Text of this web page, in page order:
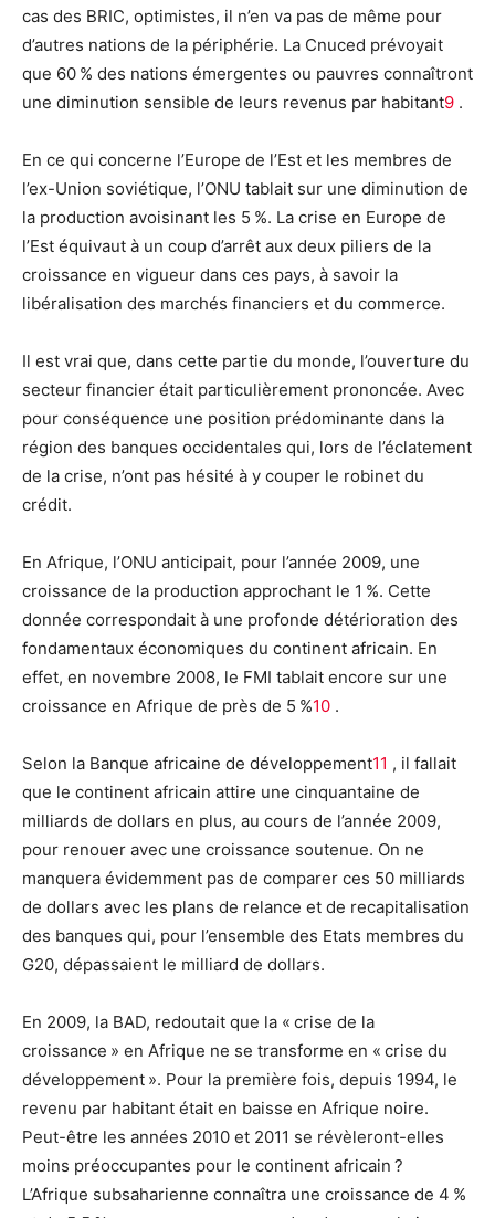
cas des BRIC, optimistes, il n’en va pas de même pour
d’autres nations de la périphérie. La Cnuced prévoyait
que 60 % des nations émergentes ou pauvres connaîtront
une diminution sensible de leurs revenus par habitant9 .
En ce qui concerne l’Europe de l’Est et les membres de
l’ex-Union soviétique, l’ONU tablait sur une diminution de
la production avoisinant les 5 %. La crise en Europe de
l’Est équivaut à un coup d’arrêt aux deux piliers de la
croissance en vigueur dans ces pays, à savoir la
libéralisation des marchés financiers et du commerce.
Il est vrai que, dans cette partie du monde, l’ouverture du
secteur financier était particulièrement prononcée. Avec
pour conséquence une position prédominante dans la
région des banques occidentales qui, lors de l’éclatement
de la crise, n’ont pas hésité à y couper le robinet du
crédit.
En Afrique, l’ONU anticipait, pour l’année 2009, une
croissance de la production approchant le 1 %. Cette
donnée correspondait à une profonde détérioration des
fondamentaux économiques du continent africain. En
effet, en novembre 2008, le FMI tablait encore sur une
croissance en Afrique de près de 5 %10 .
Selon la Banque africaine de développement11 , il fallait
que le continent africain attire une cinquantaine de
milliards de dollars en plus, au cours de l’année 2009,
pour renouer avec une croissance soutenue. On ne
manquera évidemment pas de comparer ces 50 milliards
de dollars avec les plans de relance et de recapitalisation
des banques qui, pour l’ensemble des Etats membres du
G20, dépassaient le milliard de dollars.
En 2009, la BAD, redoutait que la « crise de la
croissance » en Afrique ne se transforme en « crise du
développement ». Pour la première fois, depuis 1994, le
revenu par habitant était en baisse en Afrique noire.
Peut-être les années 2010 et 2011 se révèleront-elles
moins préoccupantes pour le continent africain ?
L’Afrique subsaharienne connaîtra une croissance de 4 %